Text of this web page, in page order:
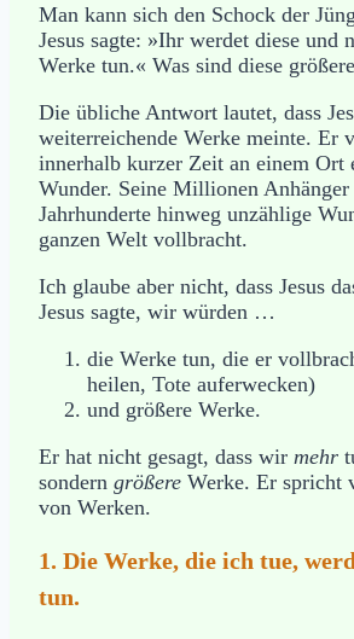
Man kann sich den Schock der
Jesus sagte: »Ihr werdet diese und
Werke tun.« Was sind diese
Die übliche Antwort lautet, dass
weiterreichende Werke meinte. Er
innerhalb kurzer Zeit an einem Ort
Wunder. Seine Millionen Anhänger
Jahrhunderte hinweg unzählige
ganzen Welt vollbracht.
Ich glaube aber nicht, dass Jesus
Jesus sagte, wir würden …
die Werke tun, die er
heilen, Tote auferwecken)
und größere Werke.
Er hat nicht gesagt, dass wir mehr
sondern größere Werke. Er spricht
von Werken.
1. Die Werke, die ich tue,
tun.